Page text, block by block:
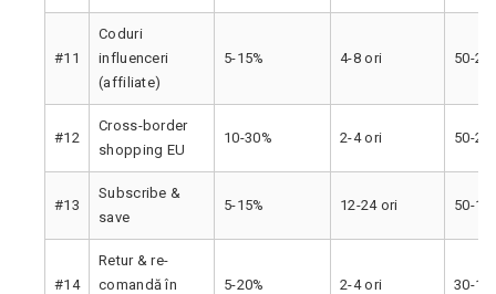
#11
Coduri
influenceri
(affiliate)
5-15% 4-8 ori 50-
#12
Cross-border
shopping EU
10-30% 2-4 ori 50-
#13
Subscribe &
save
5-15% 12-24 ori 50-
#14
Retur & re-
comandă în
5-20% 2-4 ori 30-